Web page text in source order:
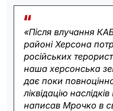
«Після влучання
районі Херсона
російських
наша херсонська
дає поки
ліквідацію
написав Мрочко в